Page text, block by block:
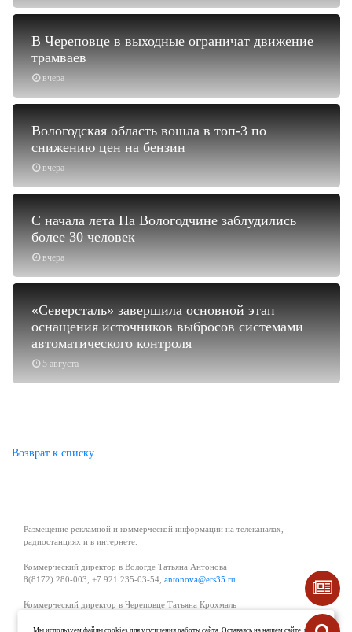
вчера
В Череповце в выходные ограничат движение
трамваев
вчера
Вологодская область вошла в топ-3 по
снижению цен на бензин
вчера
С начала лета На Вологодчине заблудились
более 30 человек
5 августа
«Северсталь» завершила основной этап
оснащения источников выбросов системами
автоматического контроля
Возврат к списку
Размещение рекламной и коммерческой информации на телеканалах,
радиостанциях и в интернете.
Коммерческий директор в Вологде Татьяна Антонова
8(8172) 280-003, +7 921 235-03-54, antonova@ers35.ru
Коммерческий директор в Череповце Татьяна Крохмаль
Мы используем файлы cookies для улучшения работы сайта. Оставаясь на нашем сайте, вы